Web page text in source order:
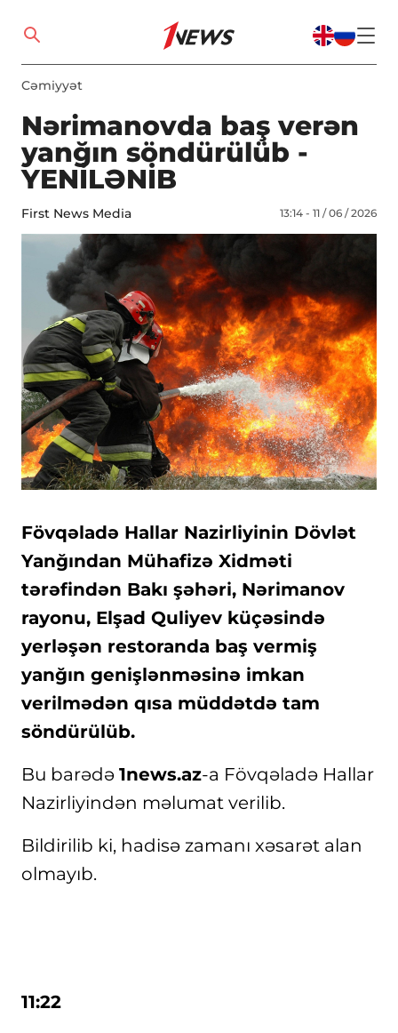
Cəmiyyət
Nərimanovda baş verən
yanğın söndürülüb -
YENİLƏNİB
First News Media 13:14 - 11 / 06 / 2026
Fövqəladə Hallar Nazirliyinin Dövlət
Yanğından Mühafizə Xidməti
tərəfindən Bakı şəhəri, Nərimanov
rayonu, Elşad Quliyev küçəsində
yerləşən restoranda baş vermiş
yanğın genişlənməsinə imkan
verilmədən qısa müddətdə tam
söndürülüb.
Bu barədə 1news.az-a Fövqəladə Hallar
Nazirliyindən məlumat verilib.
Bildirilib ki, hadisə zamanı xəsarət alan
olmayıb.
11:22